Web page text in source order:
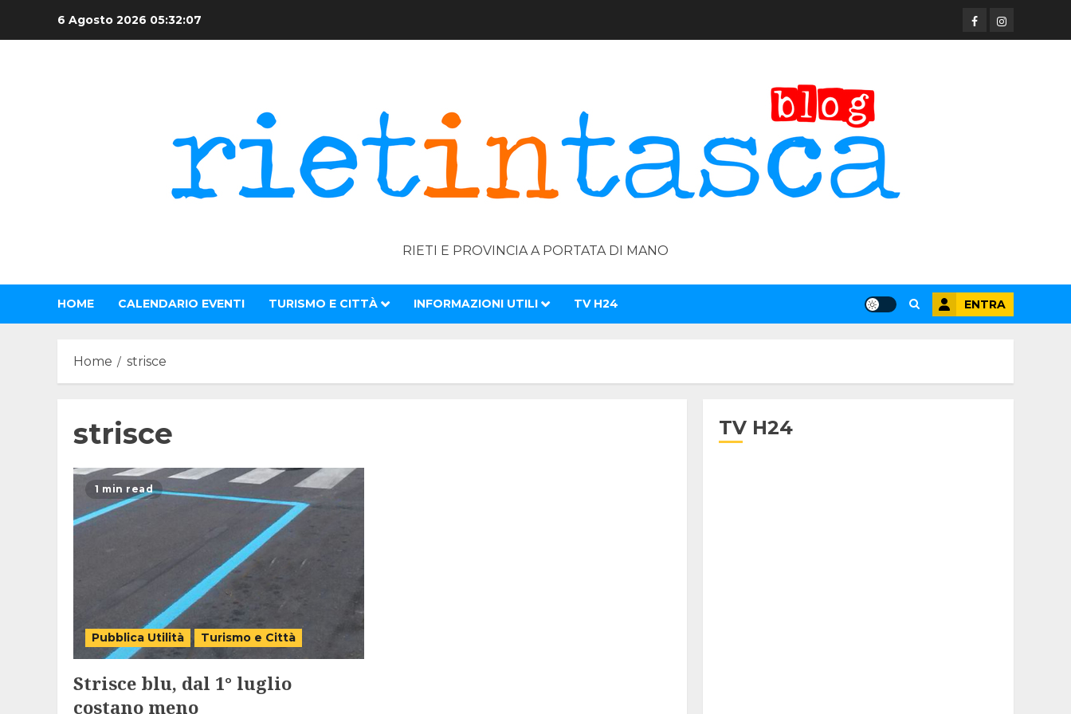
6 Agosto 2026 05:32:07 FacebookInstagram
RIETI E PROVINCIA A PORTATA DI MANO
HOME CALENDARIO EVENTI TURISMO E CITTÀ INFORMAZIONI UTILI TV H24 ENTRA
Home strisce
strisce
1 min read
Pubblica Utilità Turismo e Città
Strisce blu, dal 1° luglio
costano meno
TV H24